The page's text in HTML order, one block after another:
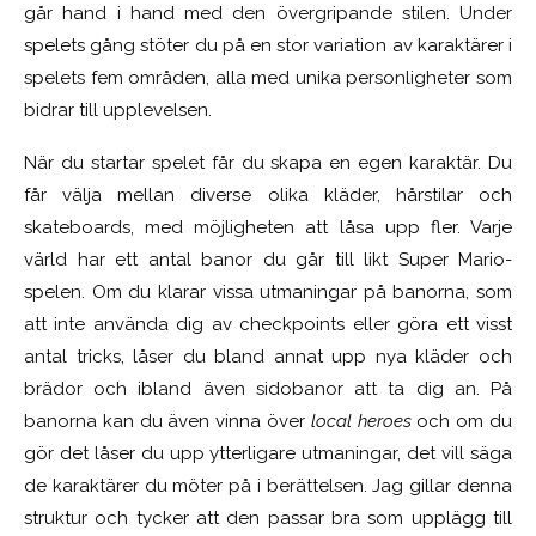
går hand i hand med den övergripande stilen. Under
spelets gång stöter du på en stor variation av karaktärer i
spelets fem områden, alla med unika personligheter som
bidrar till upplevelsen.
När du startar spelet får du skapa en egen karaktär. Du
får välja mellan diverse olika kläder, hårstilar och
skateboards, med möjligheten att låsa upp fler. Varje
värld har ett antal banor du går till likt Super Mario-
spelen. Om du klarar vissa utmaningar på banorna, som
att inte använda dig av checkpoints eller göra ett visst
antal tricks, låser du bland annat upp nya kläder och
brädor och ibland även sidobanor att ta dig an. På
banorna kan du även vinna över local heroesoch om du
gör det låser du upp ytterligare utmaningar, det vill säga
de karaktärer du möter på i berättelsen. Jag gillar denna
struktur och tycker att den passar bra som upplägg till